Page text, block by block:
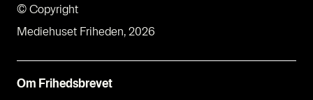
Om Fri­heds­bre­vet
Mediehuset Friheden, 2026
© Copyright